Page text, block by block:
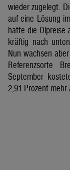
wieder zugelegt.
auf eine Lösung
hatte die Ölpreise
kräftig nach
Nun wachsen
Referenzsorte
September
2,91 Prozent mehr